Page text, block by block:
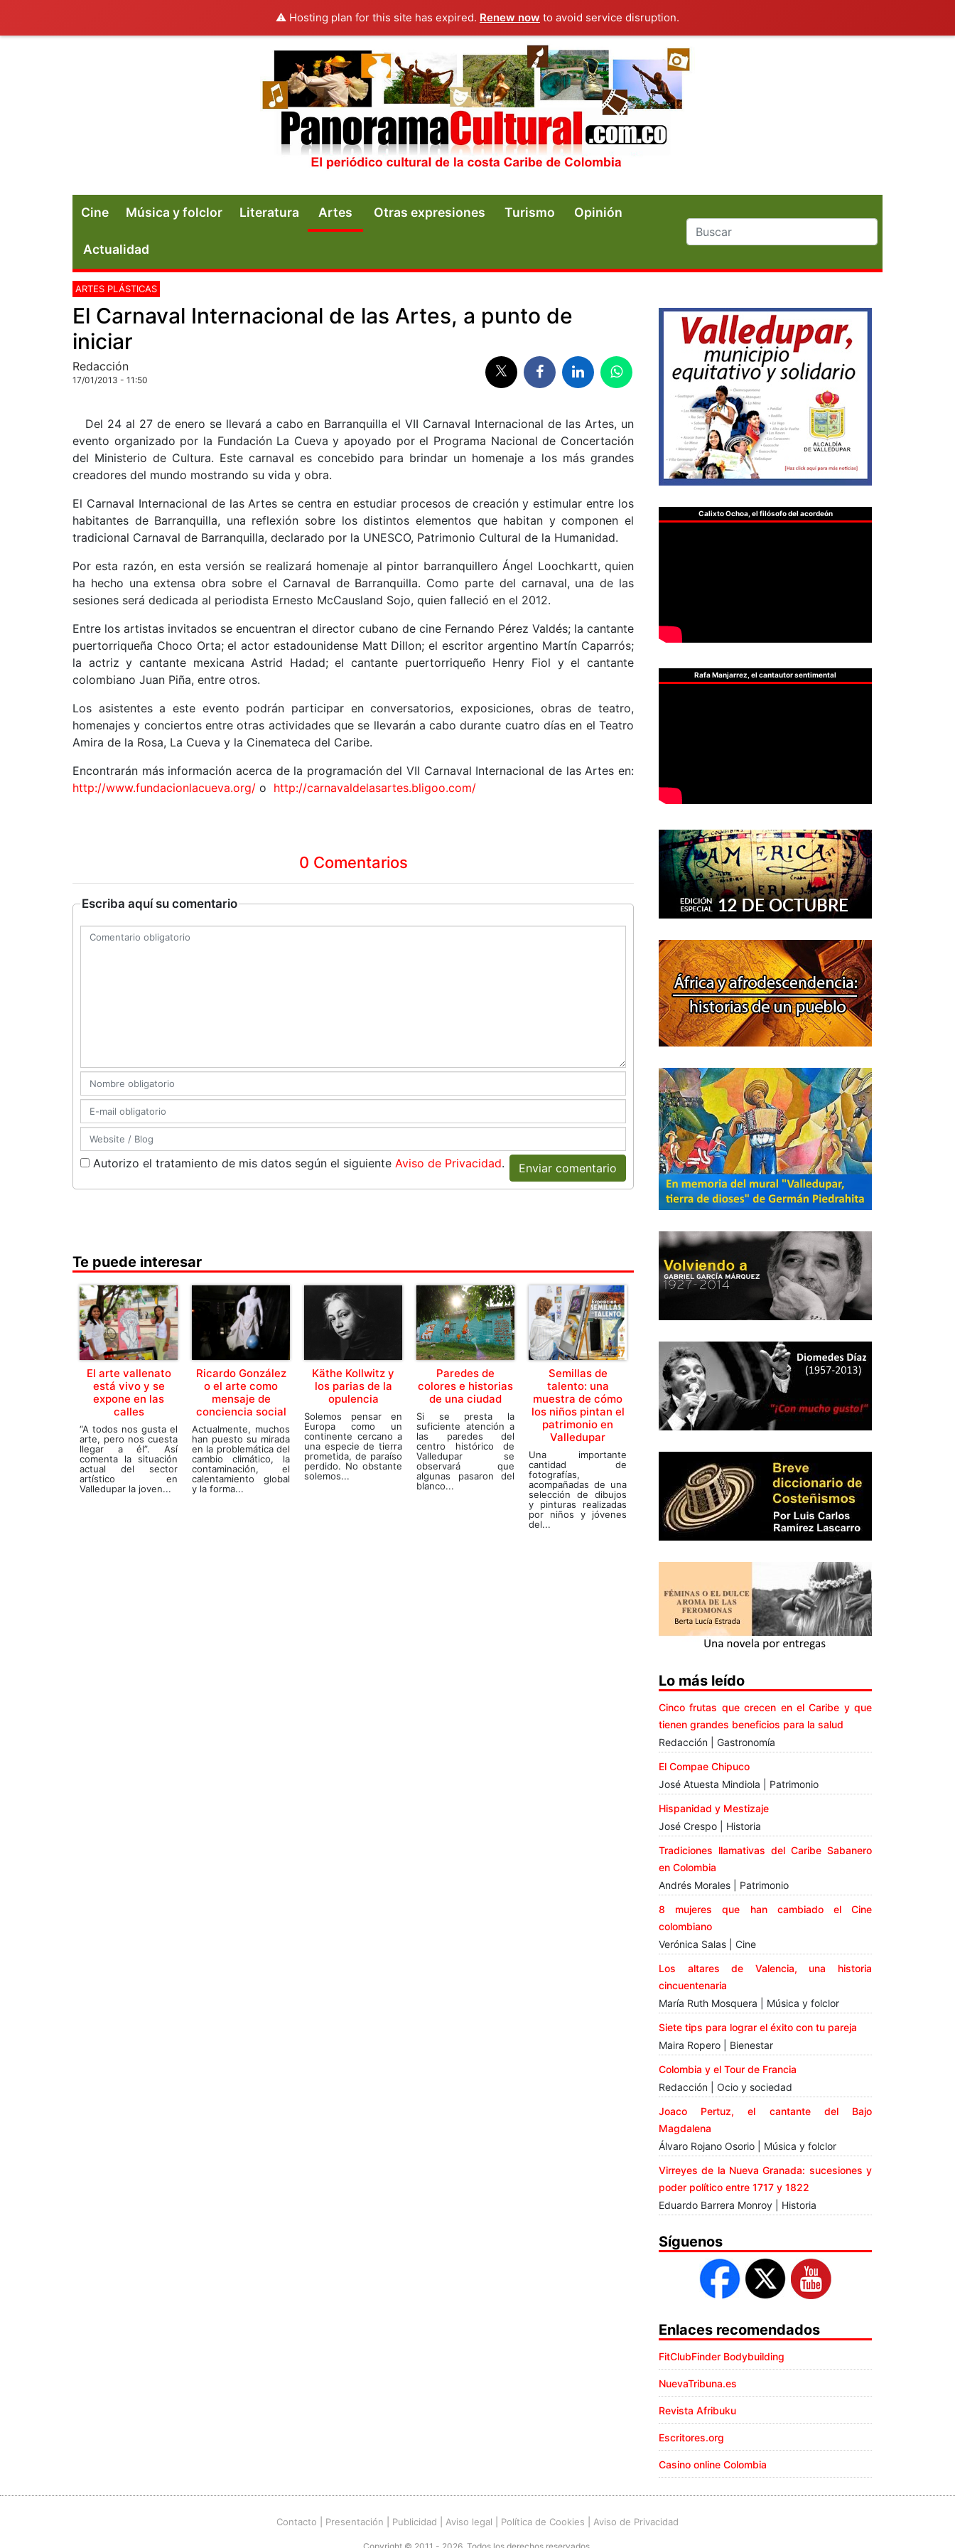
⚠️ Hosting plan for this site has expired. Renew now to avoid service disruption.
Cine Música y folclor Literatura Artes Otras expresiones Turismo Opinión
Actualidad
ARTES PLÁSTICAS
El Carnaval Internacional de las Artes, a punto de
iniciar
Redacción
17/01/2013 - 11:50
Del 24 al 27 de enero se llevará a cabo en Barranquilla el VII Carnaval Internacional de las Artes, un
evento organizado por la Fundación La Cueva y apoyado por el Programa Nacional de Concertación
del Ministerio de Cultura. Este carnaval es concebido para brindar un homenaje a los más grandes
creadores del mundo mostrando su vida y obra.
El Carnaval Internacional de las Artes se centra en estudiar procesos de creación y estimular entre los
habitantes de Barranquilla, una reflexión sobre los distintos elementos que habitan y componen el
tradicional Carnaval de Barranquilla, declarado por la UNESCO, Patrimonio Cultural de la Humanidad.
Por esta razón, en esta versión se realizará homenaje al pintor barranquillero Ángel Loochkartt, quien
ha hecho una extensa obra sobre el Carnaval de Barranquilla. Como parte del carnaval, una de las
sesiones será dedicada al periodista Ernesto McCausland Sojo, quien falleció en el 2012.
Entre los artistas invitados se encuentran el director cubano de cine Fernando Pérez Valdés; la cantante
puertorriqueña Choco Orta; el actor estadounidense Matt Dillon; el escritor argentino Martín Caparrós;
la actriz y cantante mexicana Astrid Hadad; el cantante puertorriqueño Henry Fiol y el cantante
colombiano Juan Piña, entre otros.
Los asistentes a este evento podrán participar en conversatorios, exposiciones, obras de teatro,
homenajes y conciertos entre otras actividades que se llevarán a cabo durante cuatro días en el Teatro
Amira de la Rosa, La Cueva y la Cinemateca del Caribe.
Encontrarán más información acerca de la programación del VII Carnaval Internacional de las Artes en:
http://www.fundacionlacueva.org/ o http://carnavaldelasartes.bligoo.com/
0 Comentarios
Escriba aquí su comentario
Autorizo el tratamiento de mis datos según el siguiente Aviso de Privacidad. Enviar comentario
Te puede interesar
El arte vallenato
está vivo y se
expone en las
calles
“A todos nos gusta el
arte, pero nos cuesta
llegar a él”. Así
comenta la situación
actual del sector
artístico en
Valledupar la joven...
Ricardo González
o el arte como
mensaje de
conciencia social
Actualmente, muchos
han puesto su mirada
en la problemática del
cambio climático, la
contaminación, el
calentamiento global
y la forma...
Käthe Kollwitz y
los parias de la
opulencia
Solemos pensar en
Europa como un
continente cercano a
una especie de tierra
prometida, de paraíso
perdido. No obstante
solemos...
Paredes de
colores e historias
de una ciudad
Si se presta la
suficiente atención a
las paredes del
centro histórico de
Valledupar se
observará que
algunas pasaron del
blanco...
Semillas de
talento: una
muestra de cómo
los niños pintan el
patrimonio en
Valledupar
Una importante
cantidad de
fotografías,
acompañadas de una
selección de dibujos
y pinturas realizadas
por niños y jóvenes
del...
Calixto Ochoa, el filósofo del acordeón
Rafa Manjarrez, el cantautor sentimental
Lo más leído
Cinco frutas que crecen en el Caribe y que
tienen grandes beneficios para la salud
Redacción | Gastronomía
El Compae Chipuco
José Atuesta Mindiola | Patrimonio
Hispanidad y Mestizaje
José Crespo | Historia
Tradiciones llamativas del Caribe Sabanero
en Colombia
Andrés Morales | Patrimonio
8 mujeres que han cambiado el Cine
colombiano
Verónica Salas | Cine
Los altares de Valencia, una historia
cincuentenaria
María Ruth Mosquera | Música y folclor
Siete tips para lograr el éxito con tu pareja
Maira Ropero | Bienestar
Colombia y el Tour de Francia
Redacción | Ocio y sociedad
Joaco Pertuz, el cantante del Bajo
Magdalena
Álvaro Rojano Osorio | Música y folclor
Virreyes de la Nueva Granada: sucesiones y
poder político entre 1717 y 1822
Eduardo Barrera Monroy | Historia
Síguenos
Enlaces recomendados
FitClubFinder Bodybuilding
NuevaTribuna.es
Revista Afribuku
Escritores.org
Casino online Colombia
Contacto Presentación Publicidad Aviso legal Política de Cookies Aviso de Privacidad